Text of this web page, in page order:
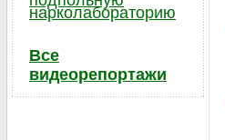
нарколабораторию
Все
видеорепортажи